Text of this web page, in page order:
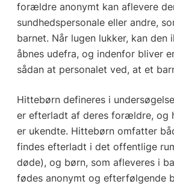
forældre anonymt kan aflevere
sundhedspersonale eller andre,
barnet. Når lugen lukker, kan den
åbnes udefra, og indenfor bliver
sådan at personalet ved, at et
Hittebørn defineres i
er efterladt af deres forældre, og
er ukendte. Hittebørn omfatter
findes efterladt i det offentlige
døde), og børn, som afleveres i
fødes anonymt og efterfølgende